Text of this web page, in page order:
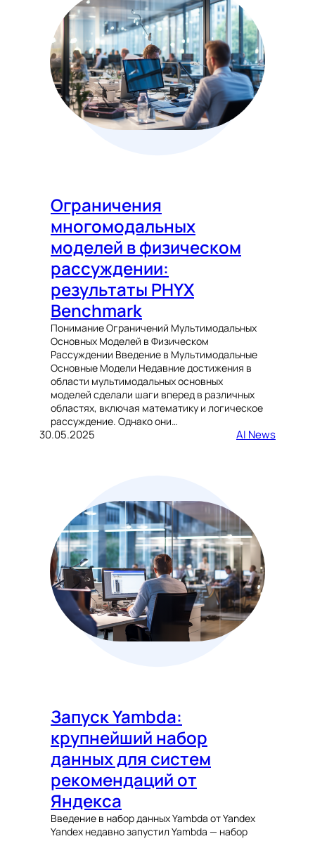
Ограничения
многомодальных
моделей в физическом
рассуждении:
результаты PHYX
Benchmark
Понимание Ограничений Мультимодальных
Основных Моделей в Физическом
Рассуждении Введение в Мультимодальные
Основные Модели Недавние достижения в
области мультимодальных основных
моделей сделали шаги вперед в различных
областях, включая математику и логическое
рассуждение. Однако они…
30.05.2025 AI News
Запуск Yambda:
крупнейший набор
данных для систем
рекомендаций от
Яндекса
Введение в набор данных Yambda от Yandex
Yandex недавно запустил Yambda — набор